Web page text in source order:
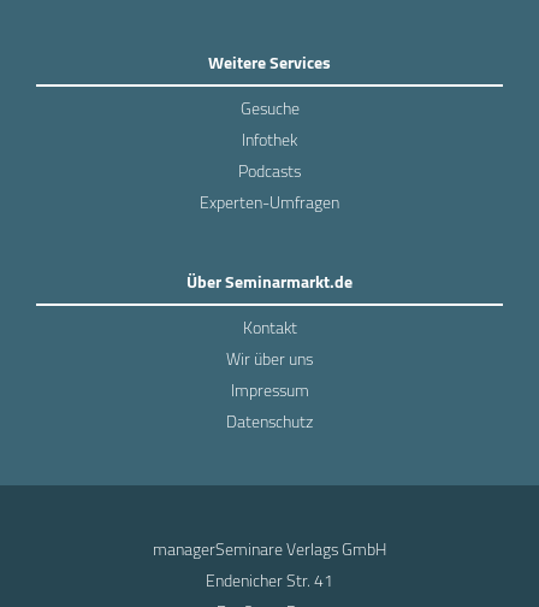
Weitere Services
Gesuche
Infothek
Podcasts
Experten-Umfragen
Über Seminarmarkt.de
Kontakt
Wir über uns
Impressum
Datenschutz
managerSeminare Verlags GmbH
Endenicher Str. 41